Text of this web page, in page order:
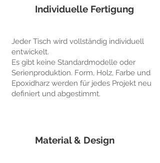
Individuelle Fertigung
Jeder Tisch wird vollständig individuell
entwickelt.
Es gibt keine Standardmodelle oder
Serienproduktion. Form, Holz, Farbe und
Epoxidharz werden für jedes Projekt neu
definiert und abgestimmt.
Material & Design